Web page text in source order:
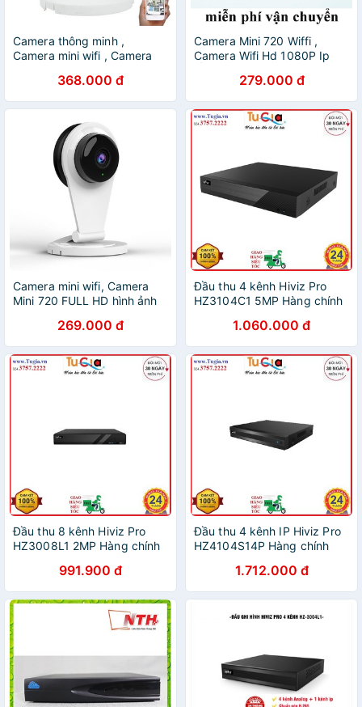
Camera thông minh ,
Camera mini wifi , Camera
bảo hành uy tín
368.000 đ
Camera Mini 720 Wiffi ,
Camera Wifi Hd 1080P Ip
Video Giám Sát
279.000 đ
Camera mini wifi, Camera
Mini 720 FULL HD hình ảnh
HÀNH UY TÍN TOÀN QUỐC
269.000 đ
Đầu thu 4 kênh Hiviz Pro
HZ3104C1 5MP Hàng chính
1.060.000 đ
Đầu thu 8 kênh Hiviz Pro
HZ3008L1 2MP Hàng chính
991.900 đ
Đầu thu 4 kênh IP Hiviz Pro
HZ4104S14P Hàng chính
1.712.000 đ